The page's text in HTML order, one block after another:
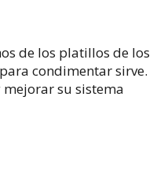
de los platillos de los
condimentar sirve.
mejorar su sistema